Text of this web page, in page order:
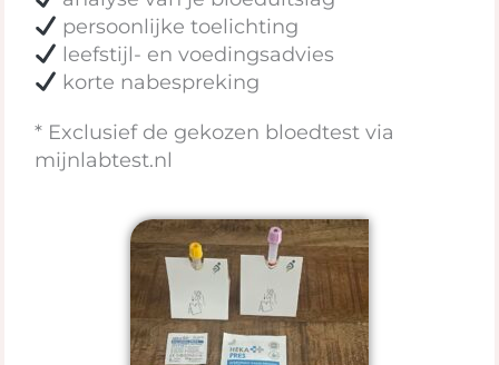
persoonlijke toelichting
leefstijl- en voedingsadvies
korte nabespreking
* Exclusief de gekozen bloedtest via
mijnlabtest.nl